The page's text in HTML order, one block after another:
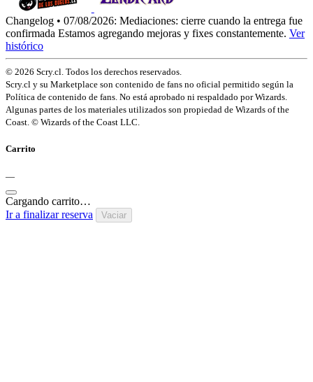
Changelog • 07/08/2026: Mediaciones: cierre cuando la entrega fue
confirmada Estamos agregando mejoras y fixes constantemente. Ver
histórico
© 2026 Scry.cl. Todos los derechos reservados.
Scry.cl y su Marketplace son contenido de fans no oficial permitido según la
Política de contenido de fans. No está aprobado ni respaldado por Wizards.
Algunas partes de los materiales utilizados son propiedad de Wizards of the
Coast. © Wizards of the Coast LLC.
Carrito
—
Cargando carrito…
Ir a finalizar reserva
Vaciar